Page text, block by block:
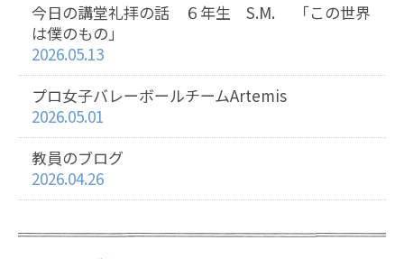
今日の講堂礼拝の話 ６年生 S.M. 「この世界
は僕のもの」
2026.05.13
プロ女子バレーボールチームArtemis
2026.05.01
教員のブログ
2026.04.26